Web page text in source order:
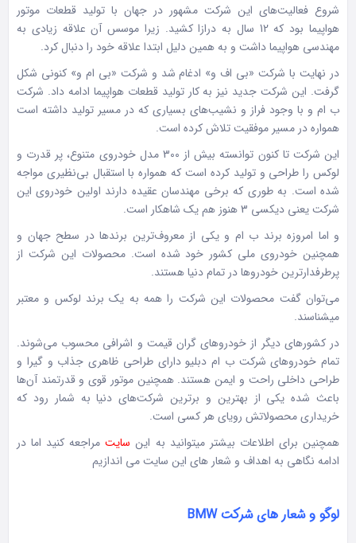
شروع فعالیت‌های این شرکت مشهور در جهان با تولید قطعات موتور
هواپیما بود که 12 سال به درازا کشید. زیرا موسس آن علاقه زیادی به
مهندسی هواپیما داشت و به همین دلیل ابتدا علاقه خود را دنبال کرد.
در نهایت با شرکت «بی اف و» ادغام شد و شرکت «بی ام و» کنونی شکل
گرفت. این شرکت جدید نیز به کار تولید قطعات هواپیما ادامه داد. شرکت
ب ام و با وجود فراز و نشیب‌های بسیاری که در مسیر تولید داشته است
همواره در مسیر موفقیت تلاش کرده است.
این شرکت تا کنون توانسته بیش از 300 مدل خودروی متنوع، پر قدرت و
لوکس را طراحی و تولید کرده است که همواره با استقبال بی‌نظیری مواجه
شده است. به طوری که برخی مهندسان عقیده دارند اولین خودروی این
شرکت یعنی دیکسی 3 هنوز هم یک شاهکار است.
و اما امروزه برند ب ام و یکی از معروف‌ترین برندها در سطح جهان و
همچنین خودروی ملی کشور خود شده است. محصولات این شرکت از
پرطرفدارترین خودروها در تمام دنیا هستند.
می‌توان گفت محصولات این شرکت را همه به یک برند لوکس و معتبر
میشناسند.
در کشورهای دیگر از خودروهای گران قیمت و اشرافی محسوب می‌شوند.
تمام خودروهای شرکت ب ام دبلیو دارای طراحی ظاهری جذاب و گیرا و
طراحی داخلی راحت و ایمن هستند. همچنین موتور قوی و قدرتمند آن‌ها
باعث شده یکی از بهترین و برترین شرکت‌های دنیا به شمار رود که
خریداری محصولاتش رویای هر کسی است.
همچنین برای اطلاعات بیشتر میتوانید به این سایتمراجعه کنید اما در
ادامه نگاهی به اهداف و شعار های این سایت می اندازیم
لوگو و شعار های شرکت BMW